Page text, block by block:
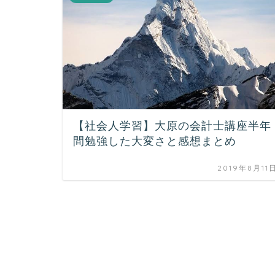
【社会人学習】大原の会計士講座半年
間勉強した大変さと感想まとめ
2019年8月11